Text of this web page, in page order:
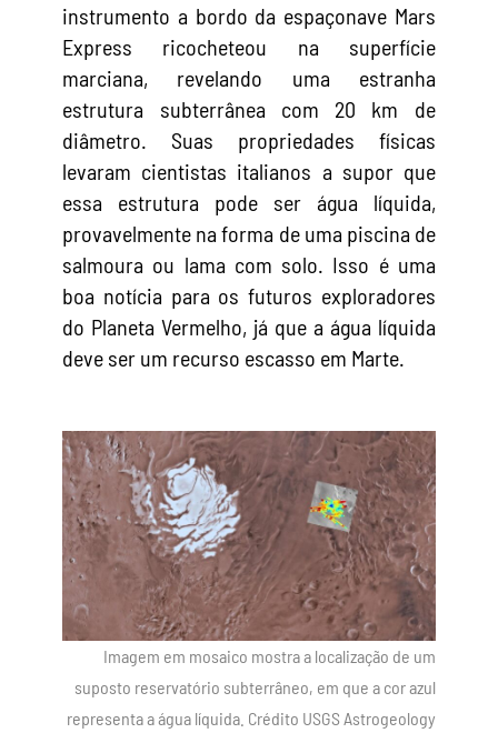
instrumento a bordo da espaçonave Mars
Express ricocheteou na superfície
marciana, revelando uma estranha
estrutura subterrânea com 20 km de
diâmetro. Suas propriedades físicas
levaram cientistas italianos a supor que
essa estrutura pode ser água líquida,
provavelmente na forma de uma piscina de
salmoura ou lama com solo. Isso é uma
boa notícia para os futuros exploradores
do Planeta Vermelho, já que a água líquida
deve ser um recurso escasso em Marte.
Imagem em mosaico mostra a localização de um
suposto reservatório subterrâneo, em que a cor azul
representa a água líquida. Crédito USGS Astrogeology